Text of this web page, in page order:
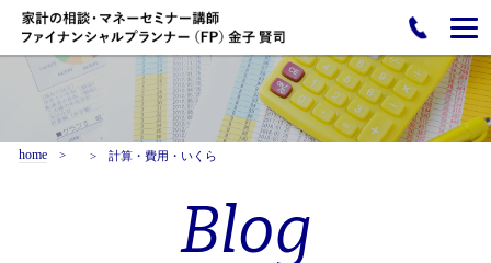
home 計算・費用・いくら
Blog